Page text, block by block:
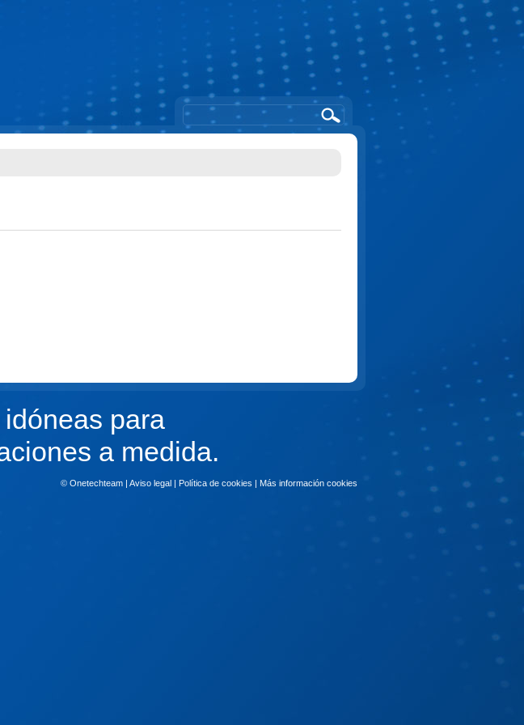
para
a medida.
© Onetechteam | Aviso legal | Política de cookies | Más información cookies